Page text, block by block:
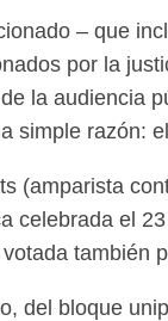
– que
por la
la audiencia
simple razón:
(amparista
celebrada el
también
del bloque